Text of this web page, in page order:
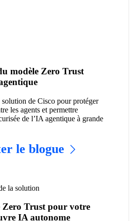
modèle Zero Trust
de Cisco pour protéger
les agents et permettre
de l’IA agentique à grande
le blogue
la solution
Zero Trust pour votre
IA autonome